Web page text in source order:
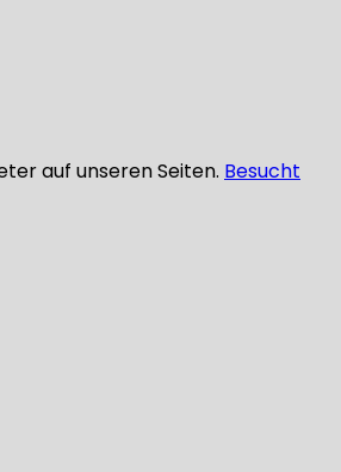
auf unseren Seiten. Besucht